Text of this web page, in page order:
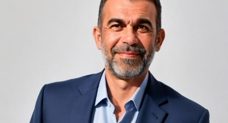
unele de altele, separate de pereți care nu pot fi făcuți
infinit de groși din motive practice și economice.
Zgomotul pașilor din camera de sus sau din coridorul
adiacent rămâne una dintre cele mai frecvente
nemulțumiri semnalate de oaspeți în recenziile online,
chiar și la unități altfel apreciate pentru servicii și
locație. De multe ori, oaspeții nu identifică pardoseala
drept sursa reală a problemei, ci descriu simplu senzația
de spațiu zgomotos sau agitat.